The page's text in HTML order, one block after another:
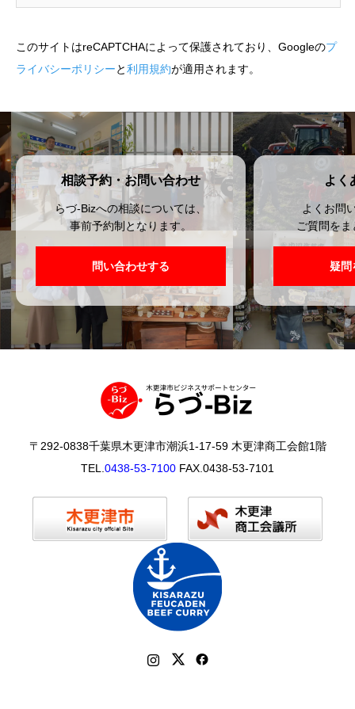
このサイトはreCAPTCHAによって保護されており、Googleのプ
ライバシーポリシーと利用規約が適用されます。
相談予約・お問い合わせ
らづ-Bizへの相談については、
事前予約制となります。
問い合わせする
よく
よくお問
ご質問を
疑問
〒292-0838千葉県木更津市潮浜1-17-59 木更津商工会館1階
TEL. 0438-53-7100 FAX.0438-53-7101